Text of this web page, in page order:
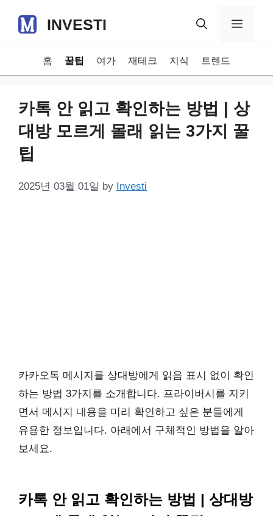
content
INVESTI Menu
홈 꿀팁 여가 재테크 지식 트렌드
카톡 안 읽고 확인하는 방법 | 상
대방 모르게 몰래 읽는 3가지 꿀
팁
2025년 03월 01일 by Investi
카카오톡 메시지를 상대방에게 읽음 표시 없이 확인
하는 방법 3가지를 소개합니다. 프라이버시를 지키
면서 메시지 내용을 미리 확인하고 싶은 분들에게
유용한 정보입니다. 아래에서 구체적인 방법을 알아
보세요.
카톡 안 읽고 확인하는 방법 | 상대방